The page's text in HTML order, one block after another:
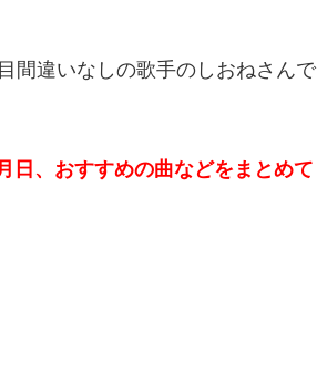
間違いなしの歌手のしおねさんで
日、おすすめの曲などをまとめて